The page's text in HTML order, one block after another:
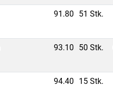
91.80 51 Stk.
93.10 50 Stk.
94.40 15 Stk.